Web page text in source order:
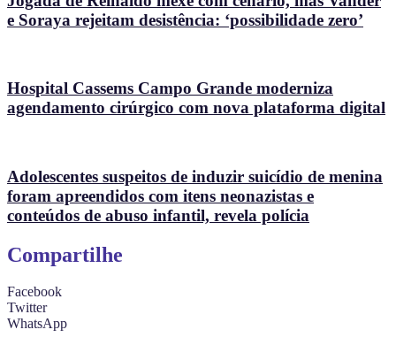
e Soraya rejeitam desistência: ‘possibilidade zero’
Hospital Cassems Campo Grande moderniza
agendamento cirúrgico com nova plataforma digital
Adolescentes suspeitos de induzir suicídio de menina
foram apreendidos com itens neonazistas e
conteúdos de abuso infantil, revela polícia
Compartilhe
Facebook
Twitter
WhatsApp